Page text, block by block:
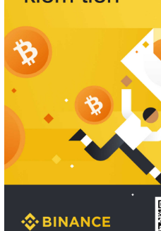
tế còn giúp ngăn ngừa tình
khuẩn và nấm mốc trong
thời tiết nóng ẩm. Bạn có
thêm các nghiên cứu khoa
động của giấc ngủ và môi
phòng ngủ đối với sức khỏe
người tại Sleep Foundation
Link) để có cái nhìn toàn
2. Các tiêu chí vàng khi lựa
chăn ga gối đệm cao cấp
ngủ
Để sở hữu một bộ chăn ga
cao cấp hoàn hảo cả về
công năng, người tiêu
nhắc kỹ lưỡng các tiêu chí